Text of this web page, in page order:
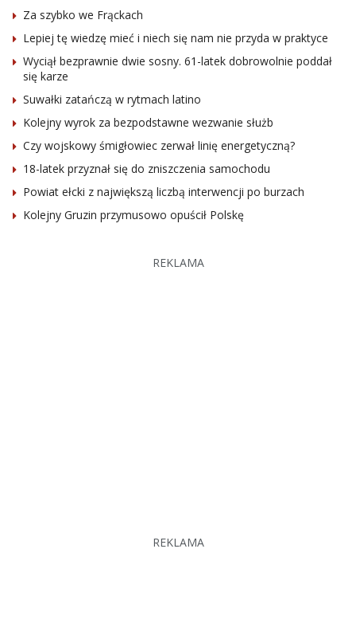
Za szybko we Frąckach
Lepiej tę wiedzę mieć i niech się nam nie przyda w praktyce
Wyciął bezprawnie dwie sosny. 61-latek dobrowolnie poddał
się karze
Suwałki zatańczą w rytmach latino
Kolejny wyrok za bezpodstawne wezwanie służb
Czy wojskowy śmigłowiec zerwał linię energetyczną?
18-latek przyznał się do zniszczenia samochodu
Powiat ełcki z największą liczbą interwencji po burzach
Kolejny Gruzin przymusowo opuścił Polskę
REKLAMA
REKLAMA